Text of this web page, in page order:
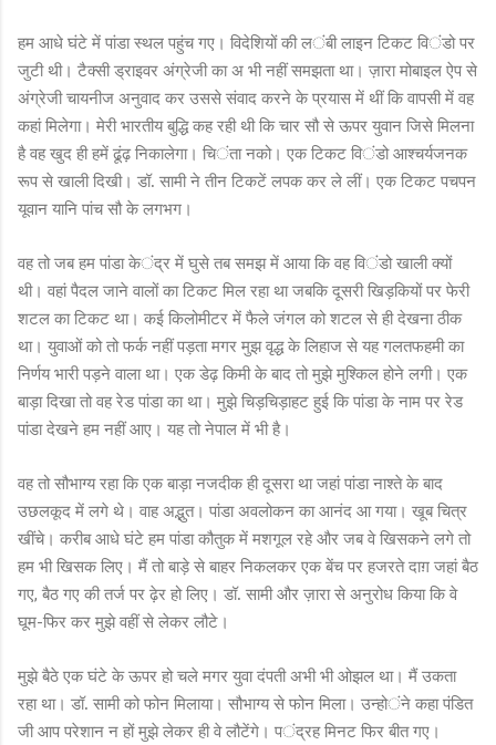
हम आधे घंटे में पांडा स्थल पहुंच गए । विदेशियों की लंबीलाइन टिकट विंडोपर
जुटी थी। टैक्सी ड्राइवर अंग्रेजी का अ भी नहीं समझता था। ज़ारा मोबाइल ऐप से
अंग्रेजी चायनीज अनुवाद कर उससे संवाद करने के प्रयास में थीं कि वापसी में वह
कहां मिलेगा। मेरी भारतीय बुद्धि कह रही थी कि चार सौ से ऊपर युवान जिसे मिलना
है वह खुद ही हमें ढूंढ़ निकालेगा। चिंतानको। एक टिकट विंडोआश्चर्यजनक
रूप से खाली दिखी। डॉ. सामी ने तीन टिकटें लपक कर ले लीं। एक टिकट पचपन
यूवान यानि पांच सौ के लगभग।
वह तो जब हम पांडा केंद्र में घुसे तब समझ में आया कि वह विंडोखाली क्यों
थी। वहां पैदल जाने वालों का टिकट मिल रहा था जबकि दूसरी खिड़कियों पर फेरी
शटल का टिकट था। कई किलोमीटर में फैले जंगल को शटल से ही देखना ठीक
था। युवाओं को तो फर्क नहीं पड़ता मगर मुझ वृद्ध के लिहाज से यह गलतफहमी का
निर्णय भारी पड़ने वाला था। एक डेढ़ किमी के बाद तो मुझे मुश्किल होने लगी। एक
बाड़ा दिखा तो वह रेड पांडा का था। मुझे चिड़चिड़ाहट हुई कि पांडा के नाम पर रेड
पांडा देखने हम नहीं आए । यह तो नेपाल में भी है।
वह तो सौभाग्य रहा कि एक बाड़ा नजदीक ही दूसरा था जहां पांडा नाश्ते के बाद
उछलकूद में लगे थे। वाह अद्भुत। पांडा अवलोकन का आनंद आ गया। खूब चित्र
खींचे। करीब आधे घंटे हम पांडा कौतुक में मशगूल रहे और जब वे खिसकने लगे तो
हम भी खिसक लिए । मैं तो बाड़े से बाहर निकलकर एक बेंच पर हजरते दाग़ जहां बैठ
गए, बैठ गए की तर्ज पर ढ़ेर हो लिए । डॉ. सामी और ज़ारा से अनुरोध किया कि वे
घूम-फिर कर मुझे वहीं से लेकर लौटे।
मुझे बैठे एक घंटे के ऊपर हो चले मगर युवादंपतीअभी भी ओझल था। मैं उकता
रहा था। डॉ. सामी को फोन मिलाया। सौभाग्य से फोन मिला। उन्होंने कहा पंडित
जी आप परेशान न हों मुझे लेकर ही वे लौटेंगे। पंद्रह मिनट फिर बीत गए ।